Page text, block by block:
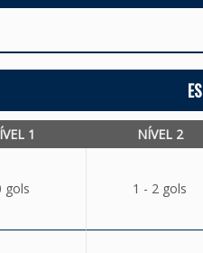
1 NÍVEL 2
gols 1 - 2 gols